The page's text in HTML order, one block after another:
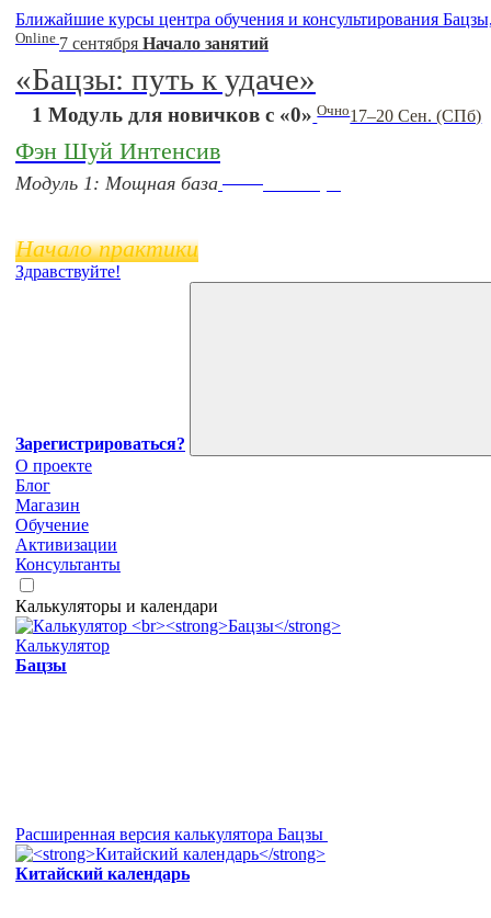
Ближайшие курсы центра обучения и консультирования
Online 7 сентября Начало занятий
«Бацзы: путь к удаче»
1 Модуль для новичков с «0» Очно17–20 Сен. (СПб)
Фэн Шуй Интенсив
Модуль 1: Мощная база
Начало практики
Здравствуйте!
Зарегистрироваться?
О проекте
Блог
Магазин
Обучение
Активизации
Консультанты
Калькуляторы и календари
Калькулятор
Бацзы
Расширенная версия калькулятора Бацзы
Китайский календарь